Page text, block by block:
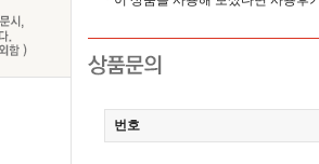
번호